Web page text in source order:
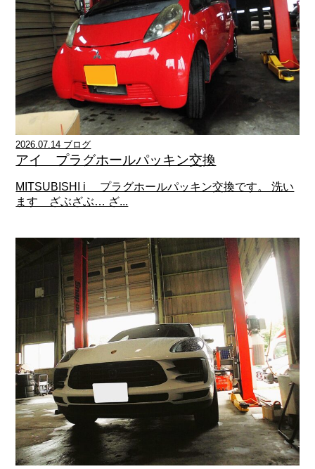
2026.07.14 ブログ
アイ プラグホールパッキン交換
MITSUBISHI i プラグホールパッキン交換です。 洗い
ます ざぶざぶ… ざ...